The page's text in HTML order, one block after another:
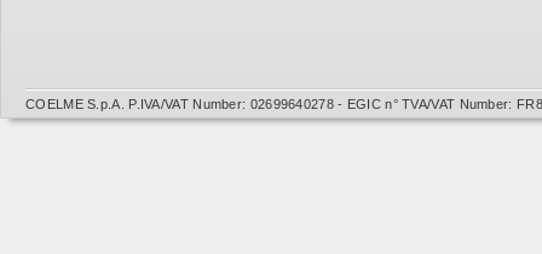
COELME S.p.A. P.IVA/VAT Number: 02699640278 - EGIC n° TVA/VAT Number: